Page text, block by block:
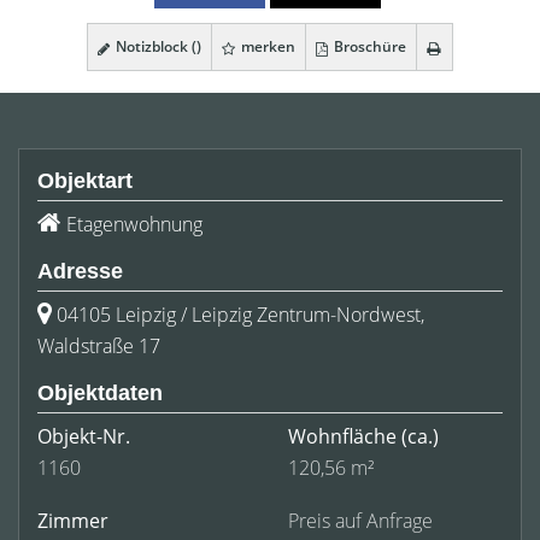
Notizblock () merken Broschüre
Objektart
Etagenwohnung
Adresse
04105 Leipzig / Leipzig Zentrum-Nordwest,
Waldstraße 17
Objektdaten
Objekt-Nr.
1160
Wohnfläche(ca.)
120,56 m²
Zimmer
Preis auf Anfrage